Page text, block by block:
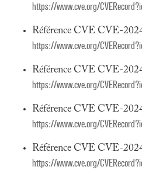
https://www.cve.org/
Référence CVE CVE-
https://www.cve.org/
Référence CVE CVE-
https://www.cve.org/
Référence CVE CVE-
https://www.cve.org/
Référence CVE CVE-
https://www.cve.org/